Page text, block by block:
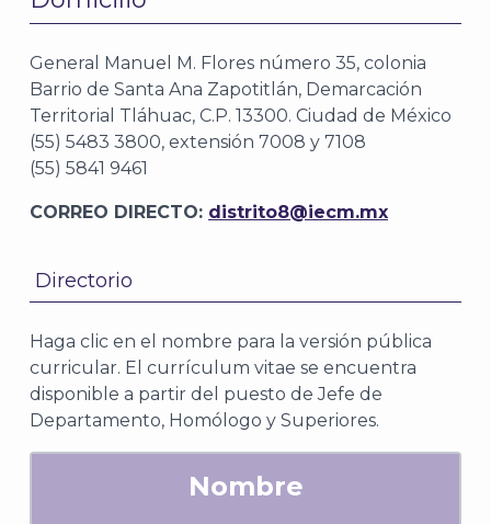
General Manuel M. Flores número 35, colonia
Barrio de Santa Ana Zapotitlán, Demarcación
Territorial Tláhuac, C.P. 13300. Ciudad de México
(55) 5483 3800, extensión 7008 y 7108
(55) 5841 9461
CORREO DIRECTO: distrito8@iecm.mx
Directorio
Haga clic en el nombre para la versión pública
curricular. El currículum vitae se encuentra
disponible a partir del puesto de Jefe de
Departamento, Homólogo y Superiores.
Nombre